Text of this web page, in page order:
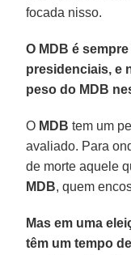
focada nisso.
O MDB é
presidenciais, e
peso do MDB
O MDB tem um
avaliado. Para
de morte aquele
MDB, quem
Mas em uma
têm um tempo